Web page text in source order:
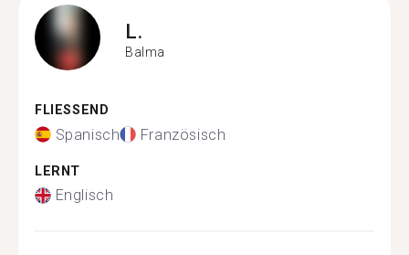
L.
Balma
FLIESSEND
Spanisch Französisch
LERNT
Englisch